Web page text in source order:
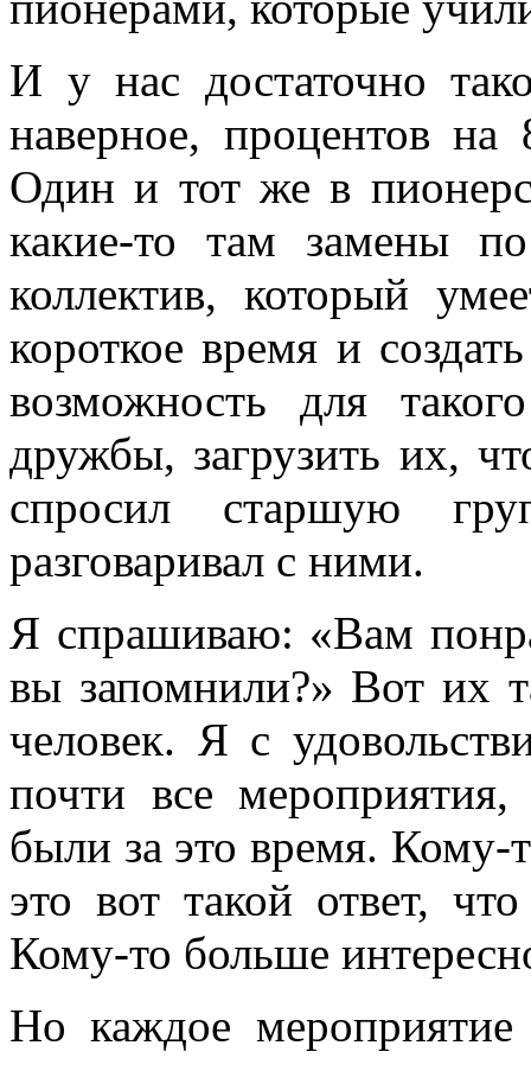
И у нас достаточно
наверное, процентов
Один и тот же в
какие-то там замены
коллектив, который
короткое время и
возможность для
дружбы, загрузить их,
спросил старшую
разговаривал с ними.
Я спрашиваю: «Вам
вы запомнили?» Вот их
человек. Я с
почти все
были за это время. Кому-
это вот такой ответ,
Кому-то больше
Но каждое